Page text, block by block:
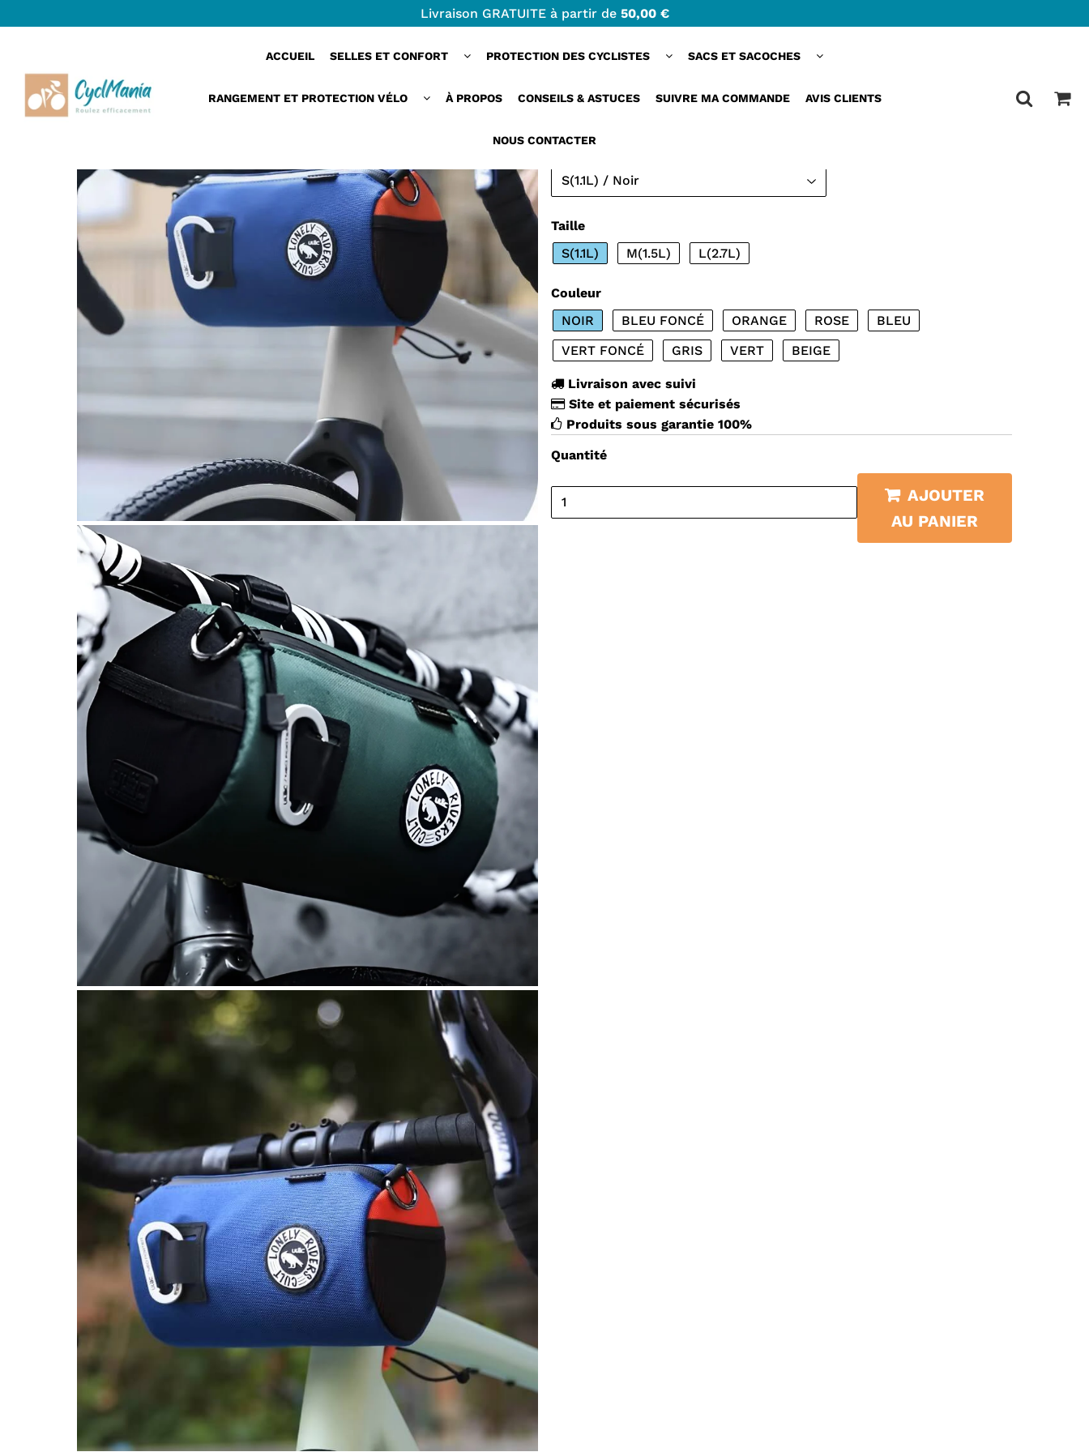
Ã
Livraison GRATUITE à partir de 50,00 €
ACCUEIL SELLES ET CONFORT PROTECTION DES CYCLISTES SACS ET SACOCHES
RANGEMENT ET PROTECTION VÉLO À PROPOS CONSEILS & ASTUCES SUIVRE MA COMMANDE AVIS CLIENTS
NOUS CONTACTER
VeloNest™ | Sacoche guidon vélo compacte et étanche multifonctionnelle
COMPACTE ET ÉTANCHE
Taille
S(1.1L)
M(1.5L) L(2.7L)
Couleur
NOIR
BLEU FONCÉ ORANGE ROSE
BLEU
VERT FONCÉ
GRIS VERT BEIGE
Livraison avec suivi
Site et paiement sécurisés
Produits sous garantie 100%
Quantité
AJOUTER
AU PANIER